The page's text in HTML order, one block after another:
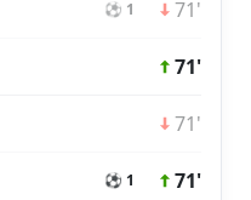
⚽ 1 71'
71'
71'
⚽ 1 71'